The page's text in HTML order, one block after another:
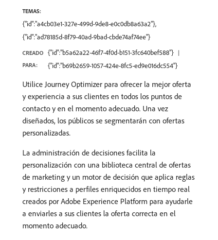
TEMAS:
{"id":"a4cb03e1-327e-499d-9de8-e0c0db8a63a2"},
{"id":"ad78185d-8f79-40ad-9bad-cbde74af74ee"}
CREADO
PARA:
{"id":"b5a62a22-46f7-4f0d-b151-3fc640bef588"}
{"id":"b69b2659-1057-424e-8fc5-ed9e016dc554"}
Utilice Journey Optimizer para ofrecer la mejor oferta
y experiencia a sus clientes en todos los puntos de
contacto y en el momento adecuado. Una vez
diseñados, los públicos se segmentarán con ofertas
personalizadas.
La administración de decisiones facilita la
personalización con una biblioteca central de ofertas
de marketing y un motor de decisión que aplica reglas
y restricciones a perfiles enriquecidos en tiempo real
creados por Adobe Experience Platform para ayudarle
a enviarles a sus clientes la oferta correcta en el
momento adecuado.